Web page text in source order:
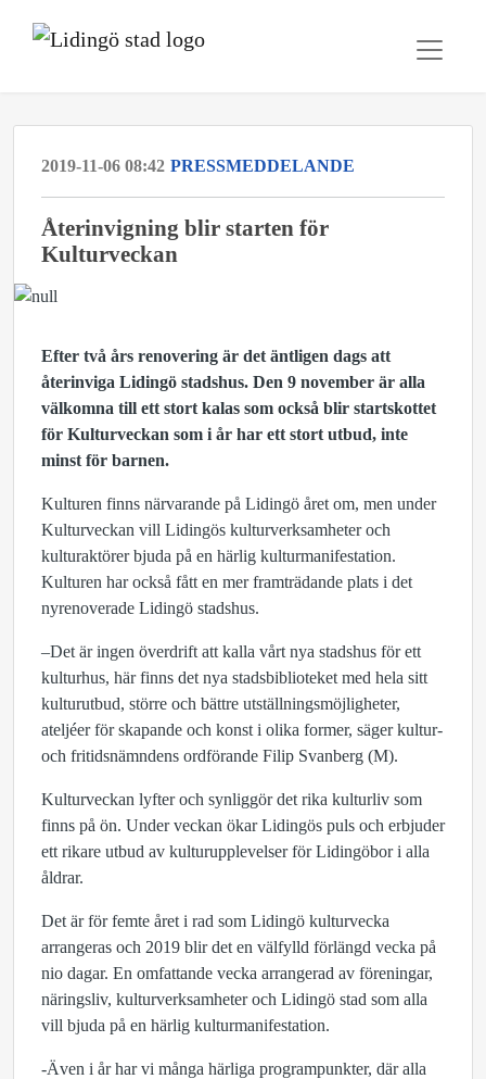
2019-11-06 08:42 PRESSMEDDELANDE
Återinvigning blir starten för
Kulturveckan
Efter två års renovering är det äntligen dags att
återinviga Lidingö stadshus. Den 9 november är alla
välkomna till ett stort kalas som också blir startskottet
för Kulturveckan som i år har ett stort utbud, inte
minst för barnen.
Kulturen finns närvarande på Lidingö året om, men under
Kulturveckan vill Lidingös kulturverksamheter och
kulturaktörer bjuda på en härlig kulturmanifestation.
Kulturen har också fått en mer framträdande plats i det
nyrenoverade Lidingö stadshus.
–Det är ingen överdrift att kalla vårt nya stadshus för ett
kulturhus, här finns det nya stadsbiblioteket med hela sitt
kulturutbud, större och bättre utställningsmöjligheter,
ateljéer för skapande och konst i olika former, säger kultur-
och fritidsnämndens ordförande Filip Svanberg (M).
Kulturveckan lyfter och synliggör det rika kulturliv som
finns på ön. Under veckan ökar Lidingös puls och erbjuder
ett rikare utbud av kulturupplevelser för Lidingöbor i alla
åldrar.
Det är för femte året i rad som Lidingö kulturvecka
arrangeras och 2019 blir det en välfylld förlängd vecka på
nio dagar. En omfattande vecka arrangerad av föreningar,
näringsliv, kulturverksamheter och Lidingö stad som alla
vill bjuda på en härlig kulturmanifestation.
-Även i år har vi många härliga programpunkter, där alla